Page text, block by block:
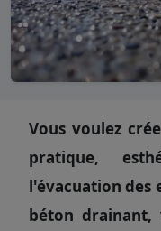
Vous voulez
pratique,
l'évacuation des
béton drainant,